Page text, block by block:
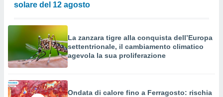
solare del 12 agosto
La zanzara tigre alla conquista dell’Europa
settentrionale, il cambiamento climatico
agevola la sua proliferazione
Ondata di calore fino a Ferragosto: rischia